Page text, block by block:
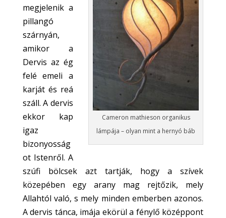
Cameron mathieson organikus
lámpája – olyan mint a hernyó báb
megjelenik a
pillangó
szárnyán,
amikor a
Dervis az ég
felé emeli a
karját és reá
száll. A dervis
ekkor kap
igaz
bizonyosság
ot Istenről. A
szúfi bölcsek azt tartják, hogy a szívek
közepében egy arany mag rejtőzik, mely
Allahtól való, s mely minden emberben azonos.
A dervis tánca, imája ekörül a fénylő középpont